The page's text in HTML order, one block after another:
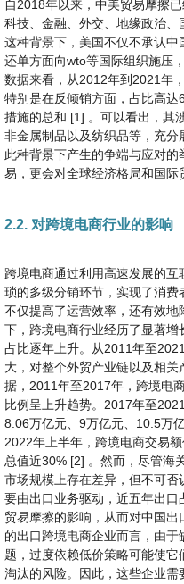
自2018年以来，中美贸易摩擦
科技、金融、外交、地缘政治
这种背景下，美国不仅不承认中
还单方面向wto等国际组织施压
数据来看，从2012年到2021年
特别是在反倾销方面，占比高
措施的总和 [1] 。可以看出，其
非金属制品以及纺织品等，充分
此种背景下产生的争端与应对
易，更会对全球经济格局和国际
2.2. 对跨境电商行业的影响
跨境电商通过利用高速发展的
琐的多级分销环节，实现了消
不仅提高了运营效率，还有效
下，跨境电商行业经历了显著
占比逐年上升。从2011年至
大，对整个外贸产业链以及相
据，2011年至2017年，跨境电
比例呈上升趋势。2017年至
8.06万亿元、9万亿元、10.5万
2022年上半年，跨境电商交易
总值近30% [2] 。然而，尽管海
市场规模上存在差异，但不可
要由出口业务驱动，近五年出口
贸易摩擦的影响，从而对中国
的出口跨境电商企业而言，由
题，过度依赖低价策略可能使
淘汰的风险。因此，这些企业